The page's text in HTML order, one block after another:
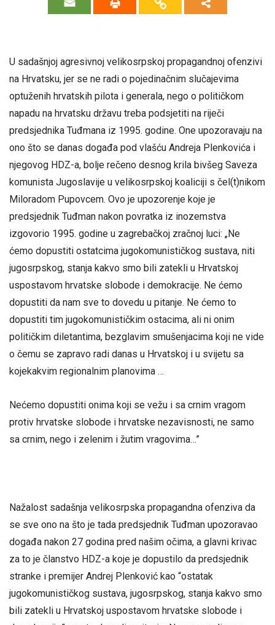
U sadašnjoj agresivnoj velikosrpskoj propagandnoj ofenzivi
na Hrvatsku, jer se ne radi o pojedinačnim slučajevima
optuženih hrvatskih pilota i generala, nego o političkom
napadu na hrvatsku državu treba podsjetiti na riječi
predsjednika Tuđmana iz 1995. godine. One upozoravaju na
ono što se danas događa pod vlašću Andreja Plenkovića i
njegovog HDZ-a, bolje rečeno desnog krila bivšeg Saveza
komunista Jugoslavije u velikosrpskoj koaliciji s čel(t)nikom
Miloradom Pupovcem. Ovo je upozorenje koje je
predsjednik Tuđman nakon povratka iz inozemstva
izgovorio 1995. godine u zagrebačkoj zračnoj luci: „Ne
ćemo dopustiti ostatcima jugokomunističkog sustava, niti
jugosrpskog, stanja kakvo smo bili zatekli u Hrvatskoj
uspostavom hrvatske slobode i demokracije. Ne ćemo
dopustiti da nam sve to dovedu u pitanje. Ne ćemo to
dopustiti tim jugokomunističkim ostacima, ali ni onim
političkim diletantima, bezglavim smušenjacima koji ne vide
o čemu se zapravo radi danas u Hrvatskoj i u svijetu sa
kojekakvim regionalnim planovima …
Nećemo dopustiti onima koji se vežu i sa crnim vragom
protiv hrvatske slobode i hrvatske nezavisnosti, ne samo
sa crnim, nego i zelenim i žutim vragovima…”
Nažalost sadašnja velikosrpska propagandna ofenziva da
se sve ono na što je tada predsjednik Tuđman upozoravao
događa nakon 27 godina pred našim očima, a glavni krivac
za to je članstvo HDZ-a koje je dopustilo da predsjednik
stranke i premijer Andrej Plenković kao “ostatak
jugokomunističkog sustava, jugosrpskog, stanja kakvo smo
bili zatekli u Hrvatskoj uspostavom hrvatske slobode i